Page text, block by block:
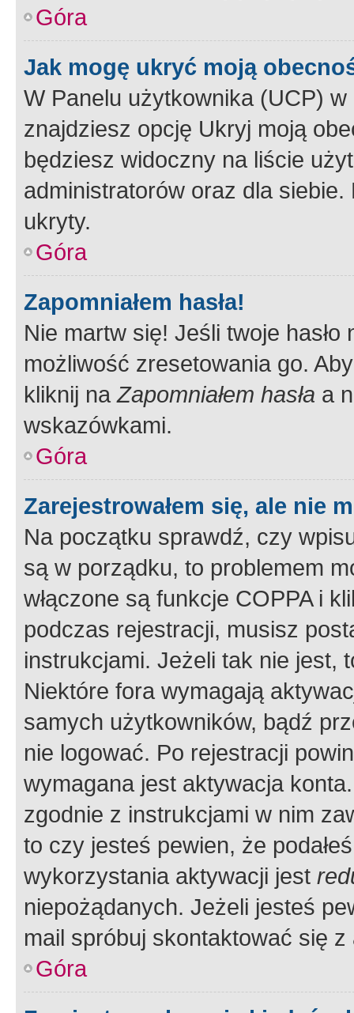
Góra
Jak mogę ukryć moją
W Panelu użytkownika (UCP) w
znajdziesz opcję Ukryj moją
będziesz widoczny na liście
administratorów oraz dla
ukryty.
Góra
Zapomniałem hasła!
Nie martw się! Jeśli twoje
możliwość zresetowania go.
kliknij naZapomniałem hasła a
wskazówkami.
Góra
Zarejestrowałem się, ale nie
Na początku sprawdź, czy
są w porządku, to problemem
włączone są funkcje COPPA i
podczas rejestracji, musisz
instrukcjami. Jeżeli tak nie jest,
Niektóre fora wymagają
samych użytkowników, bądź
nie logować. Po rejestracji
wymagana jest aktywacja
zgodnie z instrukcjami w nim
to czy jesteś pewien, że
wykorzystania aktywacji jest
niepożądanych. Jeżeli jesteś
mail spróbuj skontaktować się
Góra